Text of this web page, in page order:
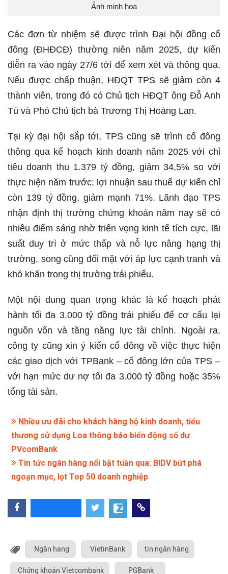
Ảnh minh họa
Các đơn từ nhiệm sẽ được trình Đại hội đồng cổ
đông (ĐHĐCĐ) thường niên năm 2025, dự kiến
diễn ra vào ngày 27/6 tới để xem xét và thông qua.
Nếu được chấp thuận, HĐQT TPS sẽ giảm còn 4
thành viên, trong đó có Chủ tịch HĐQT ông Đỗ Anh
Tú và Phó Chủ tịch bà Trương Thị Hoàng Lan.
Tại kỳ đại hội sắp tới, TPS cũng sẽ trình cổ đông
thông qua kế hoạch kinh doanh năm 2025 với chỉ
tiêu doanh thu 1.379 tỷ đồng, giảm 34,5% so với
thực hiện năm trước; lợi nhuận sau thuế dự kiến chỉ
còn 139 tỷ đồng, giảm mạnh 71%. Lãnh đạo TPS
nhận định thị trường chứng khoán năm nay sẽ có
nhiều điểm sáng nhờ triển vọng kinh tế tích cực, lãi
suất duy trì ở mức thấp và nỗ lực nâng hạng thị
trường, song cũng đối mặt với áp lực cạnh tranh và
khó khăn trong thị trường trái phiếu.
Một nội dung quan trọng khác là kế hoạch phát
hành tối đa 3.000 tỷ đồng trái phiếu để cơ cấu lại
nguồn vốn và tăng năng lực tài chính. Ngoài ra,
công ty cũng xin ý kiến cổ đông về việc thực hiện
các giao dịch với TPBank – cổ đông lớn của TPS –
với hạn mức dư nợ tối đa 3.000 tỷ đồng hoặc 35%
tổng tài sản.
Nhiều ưu đãi cho khách hàng hộ kinh doanh, tiểu
thương sử dụng Loa thông báo biến động số dư
PVcomBank
Tin tức ngân hàng nổi bật tuần qua: BIDV bứt phá
ngoạn mục, lọt Top 50 doanh nghiệp
Ngân hang VietinBank tin ngân hàng
Chứng khoán Vietcombank PGBank